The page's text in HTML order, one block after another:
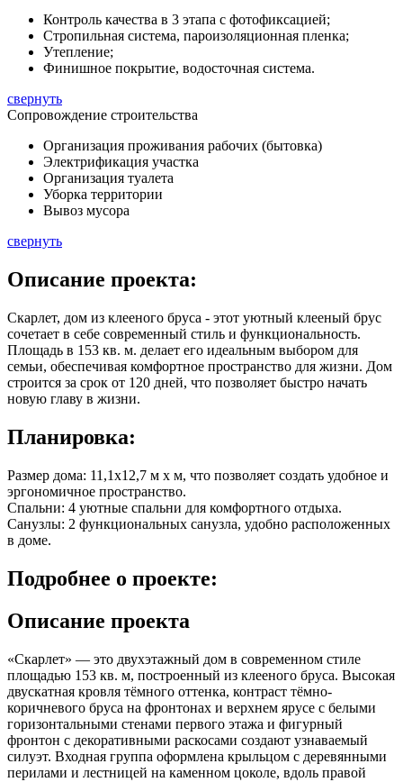
Контроль качества в 3 этапа с фотофиксацией;
Стропильная система, пароизоляционная пленка;
Утепление;
Финишное покрытие, водосточная система.
свернуть
Сопровождение строительства
Организация проживания рабочих (бытовка)
Электрификация участка
Организация туалета
Уборка территории
Вывоз мусора
свернуть
Описание проекта:
Скарлет, дом из клееного бруса - этот уютный клееный брус
сочетает в себе современный стиль и функциональность.
Площадь в 153 кв. м. делает его идеальным выбором для
семьи, обеспечивая комфортное пространство для жизни. Дом
строится за срок от 120 дней, что позволяет быстро начать
новую главу в жизни.
Планировка:
Размер дома: 11,1x12,7 м x м, что позволяет создать удобное и
эргономичное пространство.
Спальни: 4 уютные спальни для комфортного отдыха.
Санузлы: 2 функциональных санузла, удобно расположенных
в доме.
Подробнее о проекте:
Описание проекта
«Скарлет» — это двухэтажный дом в современном стиле
площадью 153 кв. м, построенный из клееного бруса. Высокая
двускатная кровля тёмного оттенка, контраст тёмно-
коричневого бруса на фронтонах и верхнем ярусе с белыми
горизонтальными стенами первого этажа и фигурный
фронтон с декоративными раскосами создают узнаваемый
силуэт. Входная группа оформлена крыльцом с деревянными
перилами и лестницей на каменном цоколе, вдоль правой